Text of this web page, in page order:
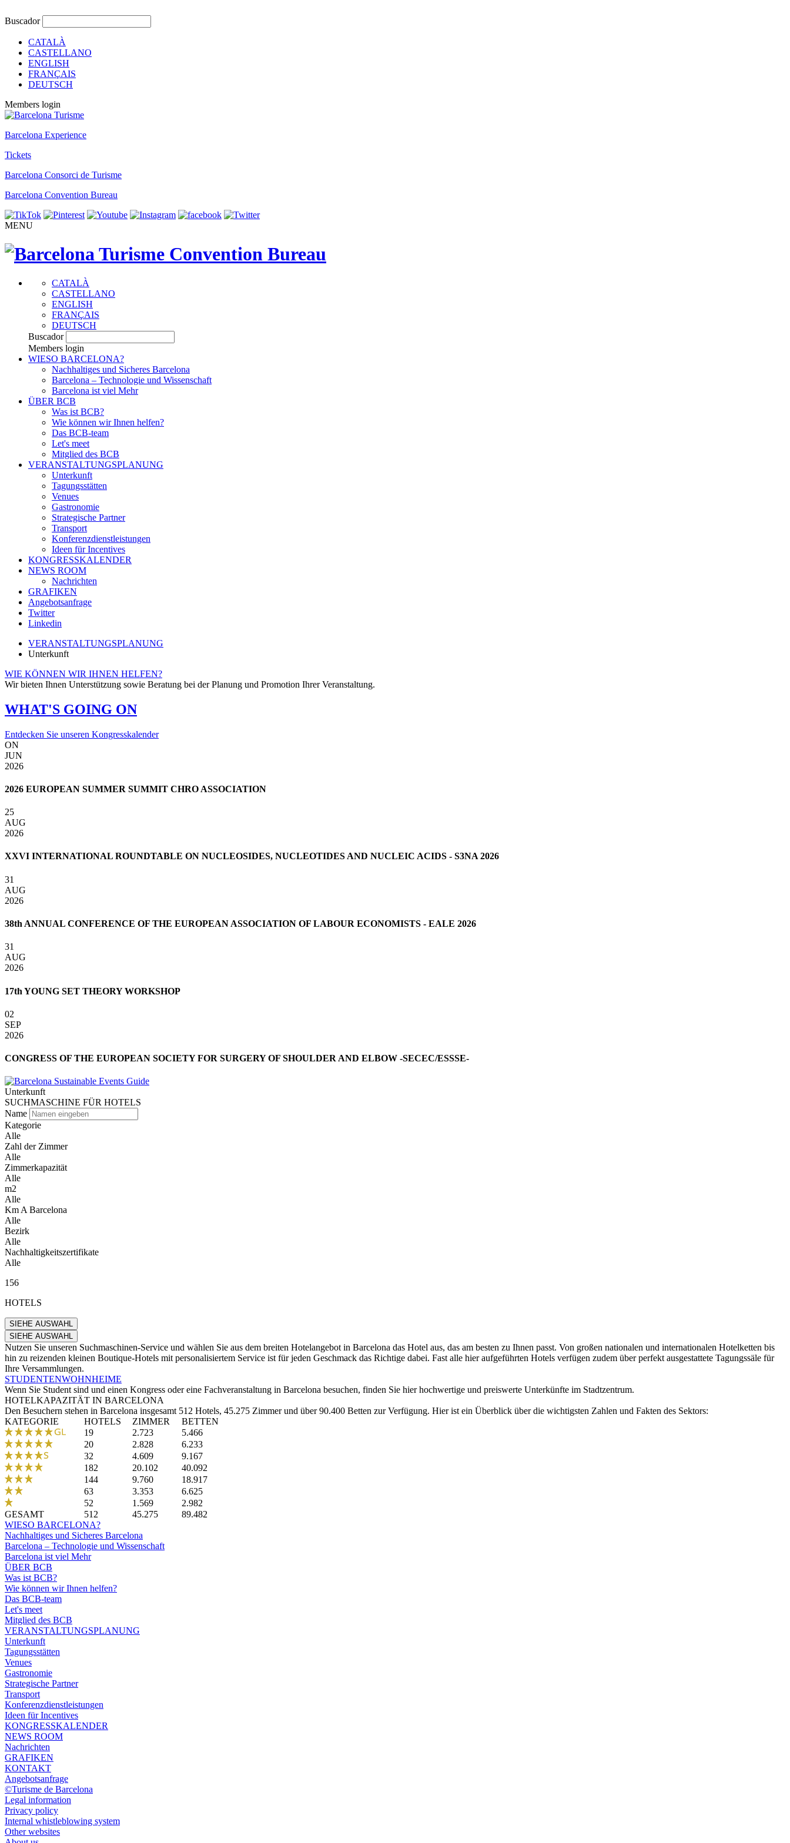
Buscador
CATALÀ
CASTELLANO
ENGLISH
FRANÇAIS
DEUTSCH
Members login
Barcelona Experience
Tickets
Barcelona Consorci de Turisme
Barcelona Convention Bureau
MENU
CATALÀ
CASTELLANO
ENGLISH
FRANÇAIS
DEUTSCH
Buscador
Members login
WIESO BARCELONA?
Nachhaltiges und Sicheres Barcelona
Barcelona – Technologie und Wissenschaft
Barcelona ist viel Mehr
ÜBER BCB
Was ist BCB?
Wie können wir Ihnen helfen?
Das BCB-team
Let's meet
Mitglied des BCB
VERANSTALTUNGSPLANUNG
Unterkunft
Tagungsstätten
Venues
Gastronomie
Strategische Partner
Transport
Konferenzdienstleistungen
Ideen für Incentives
KONGRESSKALENDER
NEWS ROOM
Nachrichten
GRAFIKEN
Angebotsanfrage
Twitter
Linkedin
VERANSTALTUNGSPLANUNG
Unterkunft
WIE KÖNNEN WIR IHNEN HELFEN?
Wir bieten Ihnen Unterstützung sowie Beratung bei der Planung und Promotion Ihrer Veranstaltung.
WHAT'S GOING ON
Entdecken Sie unseren Kongresskalender
ON
JUN
2026
2026 EUROPEAN SUMMER SUMMIT CHRO ASSOCIATION
25
AUG
2026
XXVI INTERNATIONAL ROUNDTABLE ON NUCLEOSIDES, NUCLEOTIDES AND NUCLEIC ACIDS - S3NA 2026
31
AUG
2026
38th ANNUAL CONFERENCE OF THE EUROPEAN ASSOCIATION OF LABOUR ECONOMISTS - EALE 2026
31
AUG
2026
17th YOUNG SET THEORY WORKSHOP
02
SEP
2026
CONGRESS OF THE EUROPEAN SOCIETY FOR SURGERY OF SHOULDER AND ELBOW -SECEC/ESSSE-
Unterkunft
SUCHMASCHINE FÜR HOTELS
Name
Kategorie
Alle
Zahl der Zimmer
Alle
Zimmerkapazität
Alle
m2
Alle
Km A Barcelona
Alle
Bezirk
Alle
Nachhaltigkeitszertifikate
Alle
156
HOTELS
Nutzen Sie unseren Suchmaschinen-Service und wählen Sie aus dem breiten Hotelangebot in Barcelona das Hotel aus, das am besten zu Ihnen passt. Von großen nationalen und internationalen Hotelketten bis
hin zu reizenden kleinen Boutique-Hotels mit personalisiertem Service ist für jeden Geschmack das Richtige dabei. Fast alle hier aufgeführten Hotels verfügen zudem über perfekt ausgestattete Tagungssäle für
Ihre Versammlungen.
STUDENTENWOHNHEIME
Wenn Sie Student sind und einen Kongress oder eine Fachveranstaltung in Barcelona besuchen, finden Sie hier hochwertige und preiswerte Unterkünfte im Stadtzentrum.
HOTELKAPAZITÄT IN BARCELONA
Den Besuchern stehen in Barcelona insgesamt 512 Hotels, 45.275 Zimmer und über 90.400 Betten zur Verfügung. Hier ist ein Überblick über die wichtigsten Zahlen und Fakten des Sektors:
KATEGORIE
HOTELS ZIMMER
BETTEN
19
2.723
5.466
20
2.828
6.233
32
4.609
9.167
182
20.102
40.092
144
9.760
18.917
63
3.353
6.625
52
1.569
2.982
GESAMT
512 45.275
89.482
WIESO BARCELONA?
Nachhaltiges und Sicheres Barcelona
Barcelona – Technologie und Wissenschaft
Barcelona ist viel Mehr
ÜBER BCB
Was ist BCB?
Wie können wir Ihnen helfen?
Das BCB-team
Let's meet
Mitglied des BCB
VERANSTALTUNGSPLANUNG
Unterkunft
Tagungsstätten
Venues
Gastronomie
Strategische Partner
Transport
Konferenzdienstleistungen
Ideen für Incentives
KONGRESSKALENDER
NEWS ROOM
Nachrichten
GRAFIKEN
KONTAKT
Angebotsanfrage
©Turisme de Barcelona
Legal information
Privacy policy
Internal whistleblowing system
Other websites